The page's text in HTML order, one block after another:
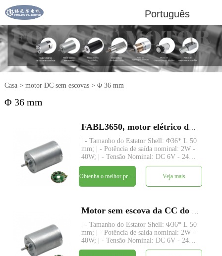
Português
Casa> motor DC sem escovas> Φ 36 mm
Φ 36 mm
| - Tamanho do Estator Shell: Φ36* L 50
mm; | - Potência de saída nominal: 2W -
40W; | - Tensão Nominal: DC 6V - 24V; |
- Torque Nominal: até 450 gf-cm; | -
Eixo: Φ3.175mm (ou 4.0mm),
comprimento personalizado; | - Driver:
driver embutido com 3 senso
Veja mais
| - Tamanho do Estator Shell: Φ36* L 50
mm; | - Potência de saída nominal: 2W -
40W; | - Tensão Nominal: DC 6V - 24V; |
- Torque Nominal: até 450 gf-cm; | -